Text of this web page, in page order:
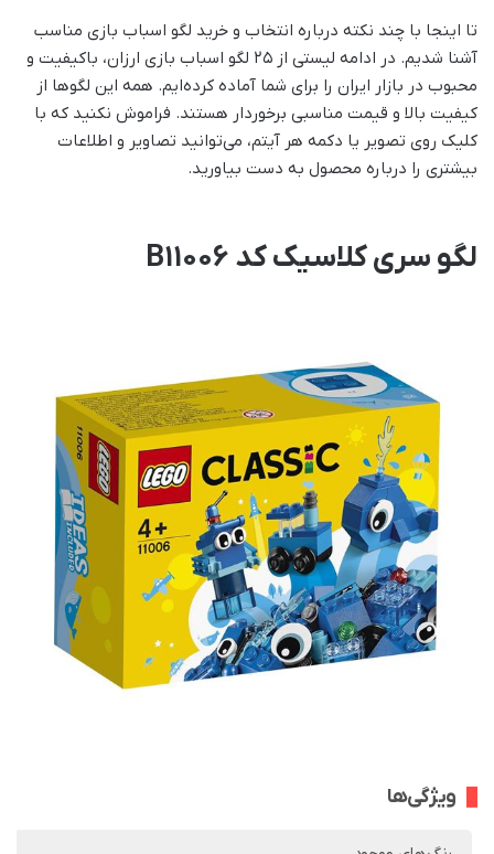
تا اینجا با چند نکته درباره انتخاب و خرید لگو اسباب بازی مناسب
آشنا شدیم. در ادامه لیستی از ۲۵ لگو اسباب بازی ارزان، باکیفیت و
محبوب در بازار ایران را برای شما آماده کرده‌ایم. همه این لگوها از
کیفیت بالا و قیمت مناسبی برخوردار هستند. فراموش نکنید که با
کلیک روی تصویر یا دکمه هر آیتم، می‌توانید تصاویر و اطلاعات
بیشتری را درباره محصول به دست بیاورید.
لگو سری کلاسیک کد B11006
ویژگی‌ها